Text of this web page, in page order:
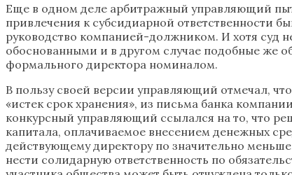
Еще в одном деле арбитражный управляющий
привлечения к субсидиарной ответственности
руководство компанией-должником. И хотя суд
обоснованными и в другом случае подобные же
формального директора номиналом.
В пользу своей версии управляющий отмечал,
«истек срок хранения», из письма банка
конкурсный управляющий ссылался на то, что
капитала, оплачиваемое внесением денежных
действующему директору по значительно
нести солидарную ответственность по